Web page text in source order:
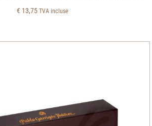
€ 13,75 TVA incluse